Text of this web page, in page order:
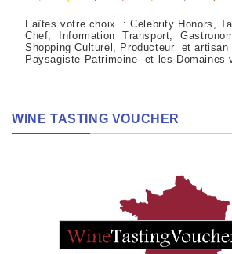
Faîtes votre choix : Celebrity Honors,
Chef, Information Transport,
Shopping Culturel, Producteur et artisan
Paysagiste Patrimoine et les Domaines
WINE TASTING VOUCHER